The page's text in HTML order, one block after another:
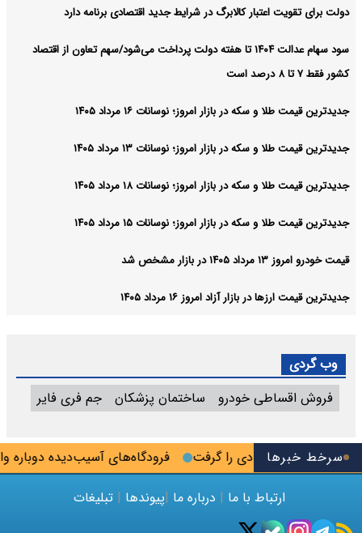
سرخط خبرها فرودگاه‌های آسیب‌دیده دوباره
دولت برای تقویت اعتبار کالابرگ در شرایط جدید اقتصادی برنامه دارد
سود سهام عدالت ۱۴۰۴ تا هفته دولت پرداخت می‌شود/سهم تعاون از اقتصاد
کشور فقط ۷ تا ۸ درصد است
جدیدترین قیمت طلا و سکه در بازار امروز؛ نوسانات ۱۶ مرداد ۱۴۰۵
جدیدترین قیمت طلا و سکه در بازار امروز؛ نوسانات ۱۳ مرداد ۱۴۰۵
جدیدترین قیمت طلا و سکه در بازار امروز؛ نوسانات ۱۸ مرداد ۱۴۰۵
جدیدترین قیمت طلا و سکه در بازار امروز؛ نوسانات ۱۵ مرداد ۱۴۰۵
قیمت خودرو امروز ۱۳ مرداد ۱۴۰۵ در بازار مشخص شد
جدیدترین قیمت ارزها در بازار آزاد امروز ۱۶ مرداد ۱۴۰۵
وب گردی
فروش اقساطی خودرو
ساختمان پزشکان جم فری فایر
ارتباط با ما | درباره ما |پیوندها | تبلیغات